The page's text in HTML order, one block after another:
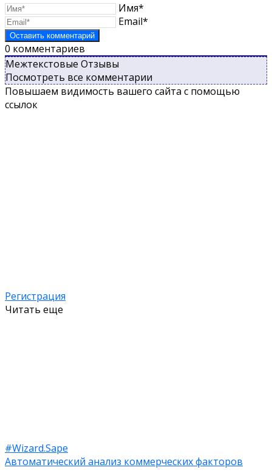
Имя*
Email*
0 комментариев
Межтекстовые Отзывы
Посмотреть все комментарии
Повышаем видимость вашего сайта с помощью
ссылок
Регистрация
Читать еще
#Wizard.Sape
Автоматический анализ коммерческих факторов